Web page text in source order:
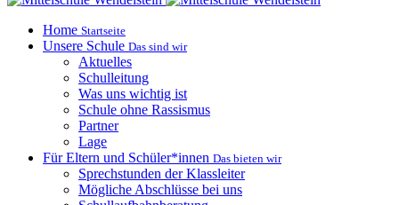
Home Startseite
Unsere Schule Das sind wir
Aktuelles
Schulleitung
Was uns wichtig ist
Schule ohne Rassismus
Partner
Lage
Für Eltern und Schüler*innen Das bieten wir
Sprechstunden der Klassleiter
Mögliche Abschlüsse bei uns